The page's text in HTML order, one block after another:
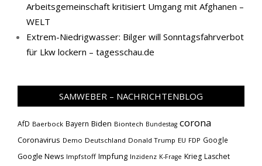
Arbeitsgemeinschaft kritisiert Umgang mit Afghanen –
WELT
Extrem-Niedrigwasser: Bilger will Sonntagsfahrverbot
für Lkw lockern – tagesschau.de
SAMWEBER – NACHRICHTENBLOG
AfD Baerbock Bayern Biden Biontech Bundestag corona
Coronavirus Demo Deutschland Donald Trump EU FDP Google
Google News Impfstoff Impfung Inzidenz K-Frage Krieg Laschet